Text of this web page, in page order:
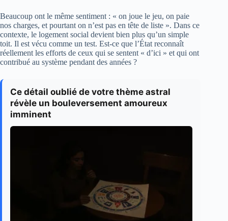
Beaucoup ont le même sentiment : « on joue le jeu, on paie
nos charges, et pourtant on n’est pas en tête de liste ». Dans ce
contexte, le logement social devient bien plus qu’un simple
toit. Il est vécu comme un test. Est-ce que l’État reconnaît
réellement les efforts de ceux qui se sentent « d’ici » et qui ont
contribué au système pendant des années ?
Ce détail oublié de votre thème astral
révèle un bouleversement amoureux
imminent